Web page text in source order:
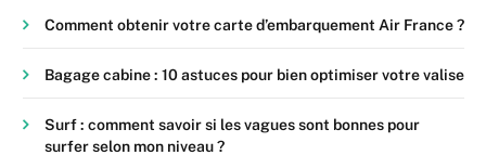
Comment obtenir votre carte d’embarquement Air France ?
Bagage cabine : 10 astuces pour bien optimiser votre valise
Surf : comment savoir si les vagues sont bonnes pour
surfer selon mon niveau ?